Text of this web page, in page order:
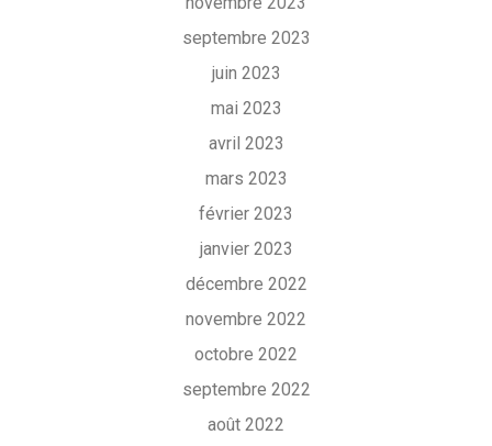
septembre 2023
juin 2023
mai 2023
avril 2023
mars 2023
février 2023
janvier 2023
décembre 2022
novembre 2022
octobre 2022
septembre 2022
août 2022